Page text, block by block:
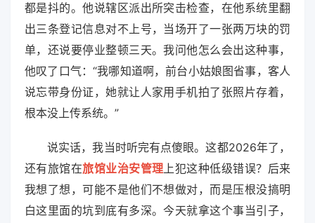
都是抖的。他说辖区派出所突击检查，在他系统里翻
出三条登记信息对不上号，当场开了一张两万块的罚
单，还说要停业整顿三天。我问他怎么会出这种事，
他叹了口气：“我哪知道啊，前台小姑娘图省事，客人
说忘带身份证，她就让人家用手机拍了张照片存着，
根本没上传系统。”
说实话，我当时听完有点傻眼。这都2026年了，
还有旅馆在旅馆业治安管理上犯这种低级错误？后来
我想了想，可能不是他们不想做对，而是压根没搞明
白这里面的坑到底有多深。今天就拿这个事当引子，